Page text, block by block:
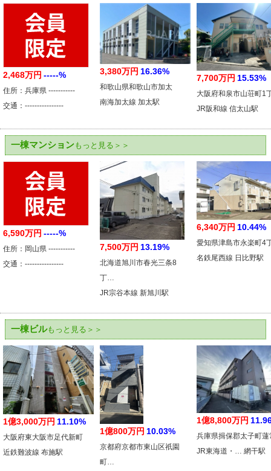
2,468万円 -----%
住所：兵庫県 -----------
交通：----------------
3,380万円 16.36%
和歌山県和歌山市加太
南海加太線 加太駅
7,700万円 15.53%
大阪府和泉市山荘町1
JR阪和線 信太山駅
一棟マンションもっと見る＞＞
6,590万円 -----%
住所：岡山県 -----------
交通：----------------
7,500万円 13.19%
北海道旭川市春光三条8
丁…
JR宗谷本線 新旭川駅
6,340万円 10.44%
愛知県津島市永楽町4
名鉄尾西線 日比野駅
一棟ビルもっと見る＞＞
1億3,000万円 11.10%
大阪府東大阪市足代新町
近鉄難波線 布施駅
1億800万円 10.03%
京都府京都市東山区祇園
町…
1億8,800万円
兵庫県揖保郡太子町蓮
JR東海道・… 網干駅